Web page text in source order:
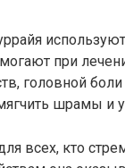
при
головной
шрамы и
всех, кто